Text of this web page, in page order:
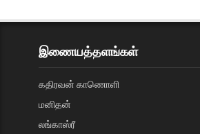
இணையத்தளங்கள்
கதிரவன் காணொளி
மனிதன்
லங்காஸ்ரீ